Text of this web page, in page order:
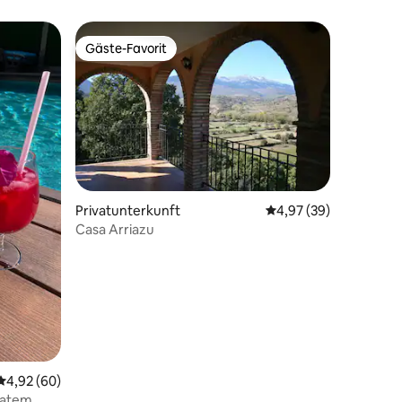
Bewertung: 4,92 von 5, 60 Bewertungen
4,92 (60)
Gäste-Favorit
Gäste-Favorit
Privatunterkunft Durchschnittliche
4,97 (39)
Casa Arriazu